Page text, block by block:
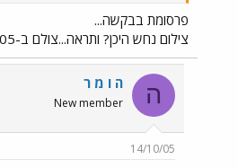
בלשון שאלה, אך בקלות ניתן לעשות זאת.
פרסומת בבקשה...
צילום נחש היכן? ותראה...צולם ב-3/10/2005
ה ה ו מ ר
New member
14/10/05